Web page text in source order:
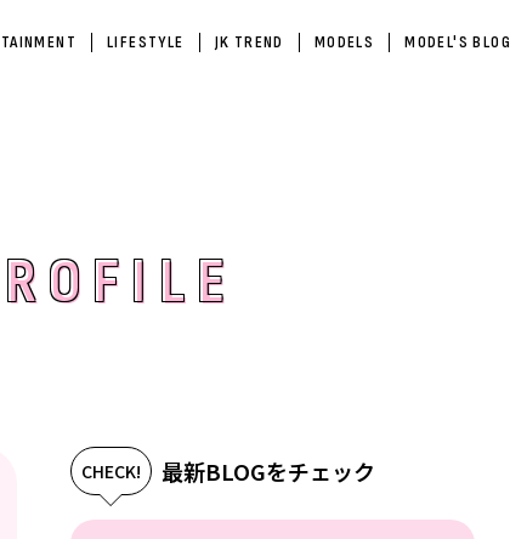
LIFESTYLE JK TREND MODELS MODEL'S BLOG
CHECK! 最新BLOGをチェック